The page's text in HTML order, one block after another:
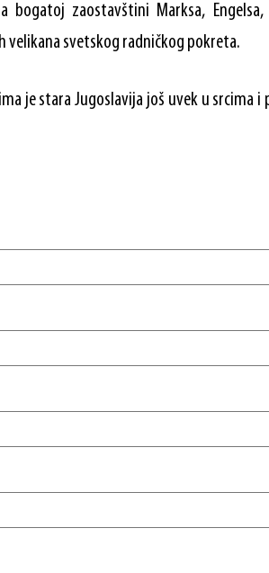
zaostavštini Marksa, Engelsa,
velikana svetskog radničkog pokreta.
je stara Jugoslavija još uvek u srcima i